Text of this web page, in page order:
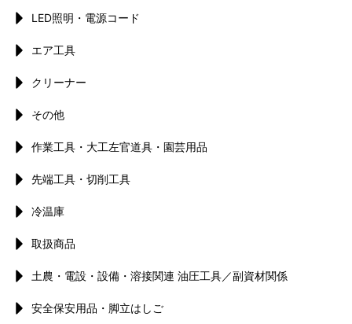
LED照明・電源コード
エア工具
クリーナー
その他
作業工具・大工左官道具・園芸用品
先端工具・切削工具
冷温庫
取扱商品
土農・電設・設備・溶接関連 油圧工具／副資材関係
安全保安用品・脚立はしご